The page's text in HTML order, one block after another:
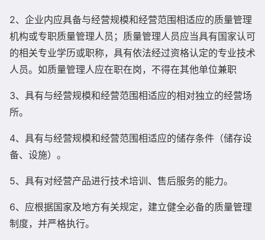
2、企业内应具备与经营规模和经营范围相适应的质量管理
机构或专职质量管理人员；质量管理人员应当具有国家认可
的相关专业学历或职称，具有依法经过资格认定的专业技术
人员。如质量管理人应在职在岗，不得在其他单位兼职
3、具有与经营规模和经营范围相适应的相对独立的经营场
所。
4、具有与经营规模和经营范围相适应的储存条件（储存设
备、设施）。
5、具有对经营产品进行技术培训、售后服务的能力。
6、应根据国家及地方有关规定，建立健全必备的质量管理
制度，并严格执行。